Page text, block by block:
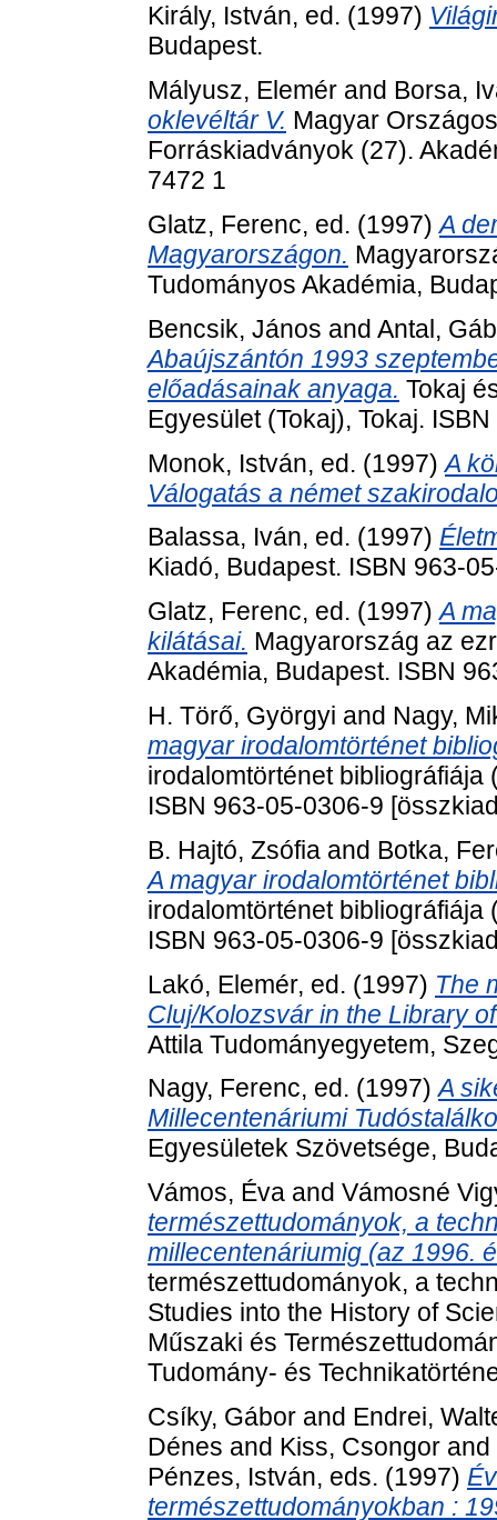
Király, István, ed. (1997)
Budapest.
Mályusz, Elemér and Borsa,
oklevéltár V. Magyar
Forráskiadványok (27).
7472 1
Glatz, Ferenc, ed. (1997)A
Magyarországon.
Tudományos Akadémia,
Bencsik, János and Antal,
Abaújszántón 1993
előadásainak anyaga. Tokaj
Egyesület (Tokaj), Tokaj.
Monok, István, ed. (1997)A
Válogatás a német
Balassa, Iván, ed. (1997)
Kiadó, Budapest. ISBN 963-
Glatz, Ferenc, ed. (1997)A
kilátásai. Magyarország az
Akadémia, Budapest. ISBN
H. Törő, Györgyi and Nagy,
magyar irodalomtörténet
irodalomtörténet bibliográfiája
ISBN 963-05-0306-9
B. Hajtó, Zsófia and Botka,
A magyar irodalomtörténet
irodalomtörténet bibliográfiája
ISBN 963-05-0306-9
Lakó, Elemér, ed. (1997) The
Cluj/Kolozsvár in the Library
Attila Tudományegyetem,
Nagy, Ferenc, ed. (1997)A
Millecentenáriumi
Egyesületek Szövetsége,
Vámos, Éva and Vámosné
természettudományok, a
millecentenáriumig (az 1996.
természettudományok, a
Studies into the History of
Műszaki és
Tudomány- és
Csíky, Gábor and Endrei,
Dénes and Kiss, Csongor and
Pénzes, István, eds. (1997)
természettudományokban :